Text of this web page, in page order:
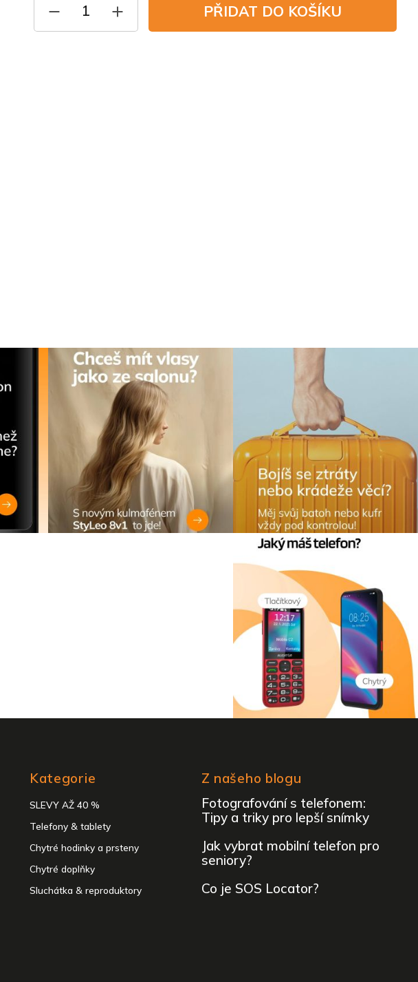
PŘIDAT DO KOŠÍKU
kategorie
Kategorie
SLEVY AŽ 40 %
Telefony & tablety
Chytré hodinky a prsteny
Chytré doplňky
Sluchátka & reproduktory
Z našeho blogu
Fotografování s telefonem:
Tipy a triky pro lepší snímky
Jak vybrat mobilní telefon pro
seniory?
Co je SOS Locator?